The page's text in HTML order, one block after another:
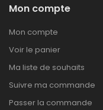
Mon compte
Mon compte
Voir le panier
Ma liste de souhaits
Suivre ma commande
Passer la commande